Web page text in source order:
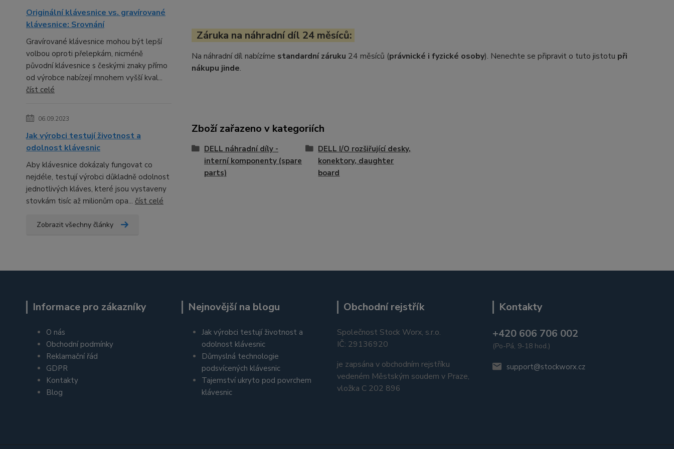
Originální klávesnice vs. gravírované
klávesnice: Srovnání
Gravírované klávesnice mohou být lepší
volbou oproti přelepkám, nicméně
původní klávesnice s českými znaky přímo
od výrobce nabízejí mnohem vyšší kval...
číst celé
06.09.2023
Jak výrobci testují životnost a
odolnost klávesnic
Aby klávesnice dokázaly fungovat co
nejdéle, testují výrobci důkladně odolnost
jednotlivých kláves, které jsou vystaveny
stovkám tisíc až milionům opa... číst celé
Zobrazit všechny články
Záruka na náhradní díl 24 měsíců:
Na náhradní díl nabízíme standardní záruku 24 měsíců (právnické i fyzické osoby). Nenechte se připravit o tuto jistotu při
nákupu jinde.
Zboží zařazeno v kategoriích
DELL náhradní díly -
interní komponenty (spare
parts)
DELL I/O rozšiřující desky,
konektory, daughter
board
Informace pro zákazníky
O nás
Obchodní podmínky
Reklamační řád
GDPR
Kontakty
Blog
Nejnovější na blogu
Jak výrobci testují životnost a
odolnost klávesnic
Důmyslná technologie
podsvícených klávesnic
Tajemství ukryto pod povrchem
klávesnic
Obchodní rejstřík
Společnost Stock Worx, s.r.o.
IČ: 29136920
je zapsána v obchodním rejstříku
vedeném Městským soudem v Praze,
vložka C 202 896
Kontakty
+420 606 706 002
(Po-Pá, 9-18 hod.)
support@stockworx.cz